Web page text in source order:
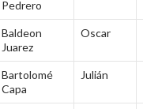
Pedrero
Baldeon
Juarez
Oscar
Bartolomé
Capa
Julián